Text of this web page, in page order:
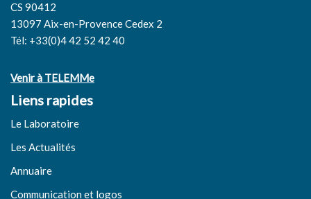
CS 90412
13097 Aix-en-Provence Cedex 2
Tél: +33(0)4 42 52 42 40
Venir à TELEMMe
Liens rapides
Le Laboratoire
Les Actualités
Annuaire
Communication et logos